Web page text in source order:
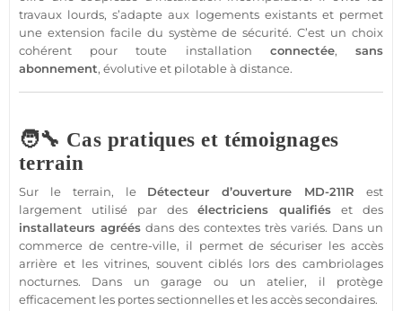
travaux lourds, s’adapte aux logements existants et permet
une extension facile du systèmedesécurité. C’est un choix
cohérent pour toute installation connectée,sans
abonnement, évolutive et pilotable à distance.
🧑‍🔧 Cas pratiques et témoignages
terrain
Sur le terrain, le Détecteur d’ouverture MD-211R est
largement utilisé par des électriciens qualifiés et des
installateurs agréés dans des contextes très variés. Dans un
commerce de centre-ville, il permet de sécuriser les accès
arrière et les vitrines, souvent ciblés lors des cambriolages
nocturnes. Dans ungarage ou un atelier, il protège
efficacement les portes sectionnelles et les accès secondaires.